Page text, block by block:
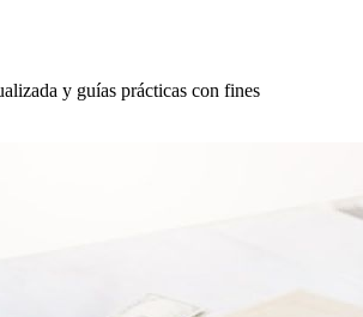
y guías prácticas con fines